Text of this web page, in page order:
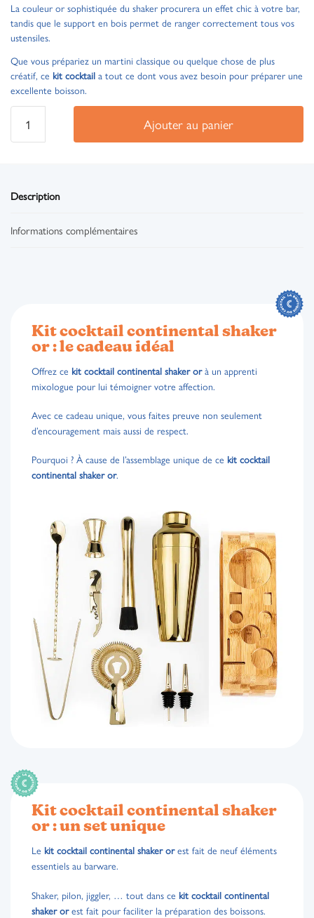
La couleur or sophistiquée du shaker procurera un effet chic à votre bar,
tandis que le support en bois permet de ranger correctement tous vos
ustensiles.
Que vous prépariez un martini classique ou quelque chose de plus
créatif, ce kit cocktail a tout ce dont vous avez besoin pour préparer une
excellente boisson.
Ajouter au panier
Description
Informations complémentaires
Kit cocktail continental shaker
or : le cadeau idéal
Offrez ce kit cocktail continental shaker orà un apprenti
mixologue pour lui témoigner votre affection.
Avec ce cadeau unique, vous faites preuve non seulement
d’encouragement mais aussi de respect.
Pourquoi ? À cause de l’assemblage unique de ce kit cocktail
continental shaker or.
Kit cocktail continental shaker
or : un set unique
Le kit cocktail continental shaker orest fait de neuf éléments
essentiels au barware.
Shaker, pilon, jiggler, … tout dans ce kit cocktail continental
shaker orest fait pour faciliter la préparation des boissons.